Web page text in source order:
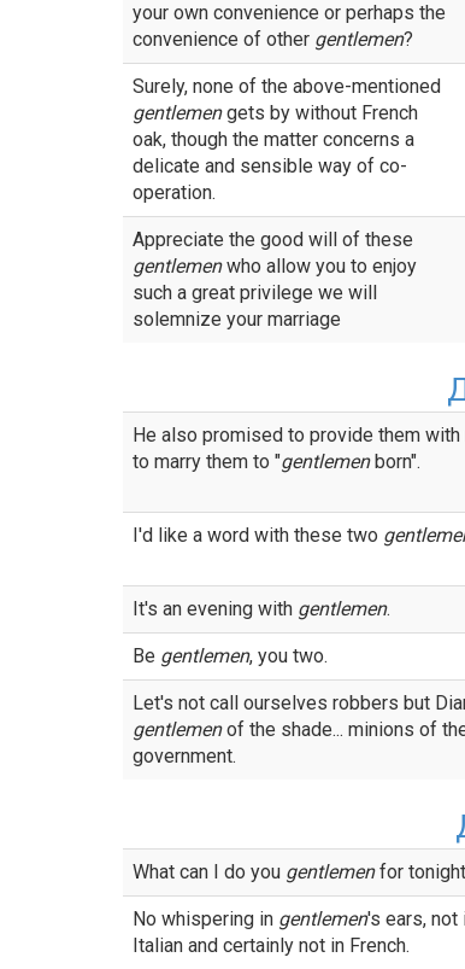
your own convenience or perhaps the
convenience of other gentlemen?
Surely, none of the above-mentioned
gentlemengets by without French
oak, though the matter concerns a
delicate and sensible way of co-
operation.
Appreciate the good will of these
gentlemenwho allow you to enjoy
such a great privilege we will
solemnize your marriage
He also promised to provide them
to marry them to "gentlemenborn".
I'd like a word with these two
It's an evening with gentlemen.
Be gentlemen, you two.
Let's not call ourselves robbers but
gentlemenof the shade... minions of
government.
What can I do you gentlemenfor
No whispering in gentlemen's ears, not
Italian and certainly not in French.